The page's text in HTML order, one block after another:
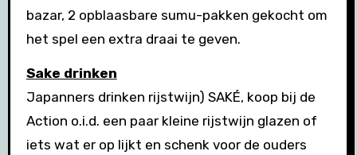
bazar, 2 opblaasbare sumu-pakken gekocht om
het spel een extra draai te geven.
Sake drinken
Japanners drinken rijstwijn) SAKÉ, koop bij de
Action o.i.d. een paar kleine rijstwijn glazen of
iets wat er op lijkt en schenk voor de ouders